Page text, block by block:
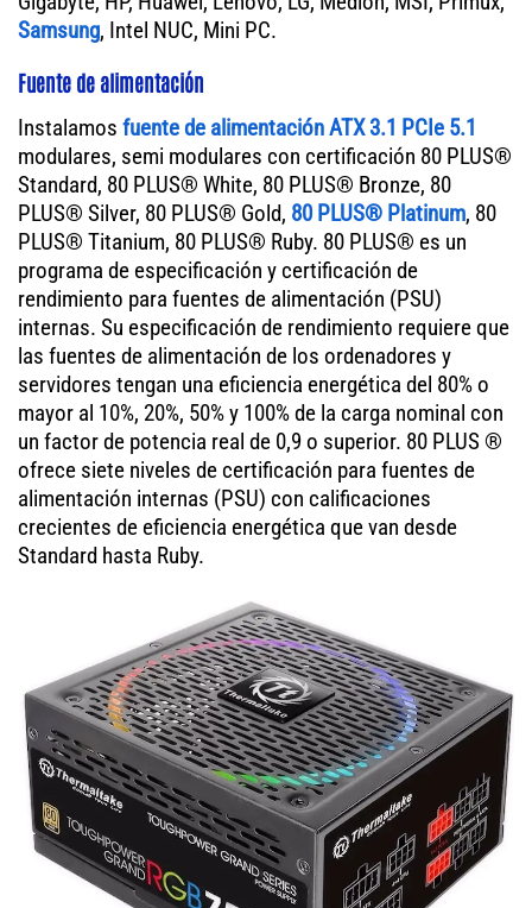
Samsung, Intel NUC, Mini PC.
Fuente de alimentación
Instalamos fuente de alimentación ATX 3.1 PCIe 5.1
modulares, semi modulares con certificación 80 PLUS®
Standard, 80 PLUS® White, 80 PLUS® Bronze, 80
PLUS® Silver, 80 PLUS® Gold, 80 PLUS® Platinum, 80
PLUS® Titanium, 80 PLUS® Ruby. 80 PLUS® es un
programa de especificación y certificación de
rendimiento para fuentes de alimentación (PSU)
internas. Su especificación de rendimiento requiere que
las fuentes de alimentación de los ordenadores y
servidores tengan una eficiencia energética del 80% o
mayor al 10%, 20%, 50% y 100% de la carga nominal con
un factor de potencia real de 0,9 o superior. 80 PLUS ®
ofrece siete niveles de certificación para fuentes de
alimentación internas (PSU) con calificaciones
crecientes de eficiencia energética que van desde
Standard hasta Ruby.